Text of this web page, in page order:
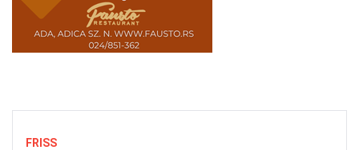
FRISS